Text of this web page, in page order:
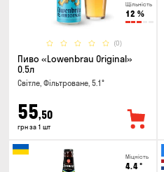
Щільність
12 %
(0)
Пиво «Lowenbrau Original»
0.5л
Світле, Фільтроване, 5.1°
55,50
грн за 1 шт
Міцність
4.4°